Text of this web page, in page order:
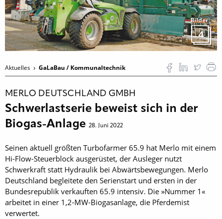
Bilder
4
Aktuelles GaLaBau / Kommunaltechnik
MERLO DEUTSCHLAND GMBH
Schwerlastserie beweist sich in der
Biogas-Anlage 28. Juni 2022
Seinen aktuell größten Turbofarmer 65.9 hat Merlo mit einem
Hi-Flow-Steuerblock ausgerüstet, der Ausleger nutzt
Schwerkraft statt Hydraulik bei Abwärtsbewegungen. Merlo
Deutschland begleitete den Serienstart und ersten in der
Bundesrepublik verkauften 65.9 intensiv. Die »Nummer 1«
arbeitet in einer 1,2-MW-Biogasanlage, die Pferdemist
verwertet.